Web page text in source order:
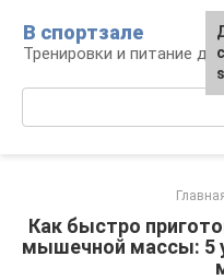
контенту
В спортзале
Тренировки и питание
Как быстро
мышечной массы: 5